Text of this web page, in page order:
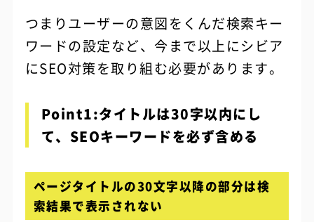
つまりユーザーの意図をくんだ検索キー
ワードの設定など、今まで以上にシビア
にSEO対策を取り組む必要があります。
Point1:タイトルは30字以内にし
て、SEOキーワードを必ず含める
ページタイトルの30文字以降の部分は検
索結果で表示されない